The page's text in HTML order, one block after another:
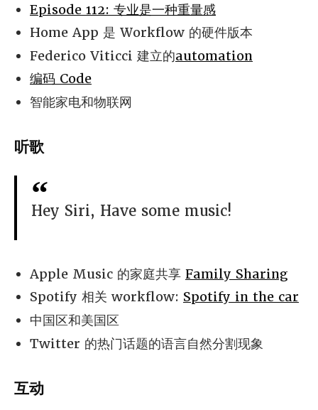
Episode 112: 专业是一种重量感
Home App 是 Workflow 的硬件版本
Federico Viticci 建立的automation
编码 Code
智能家电和物联网
听歌
Hey Siri, Have some music!
Apple Music 的家庭共享 Family Sharing
Spotify 相关 workflow: Spotify in the car
中国区和美国区
Twitter 的热门话题的语言自然分割现象
互动